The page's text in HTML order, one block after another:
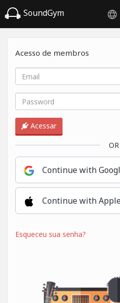
SoundGym
Acesso de membros
Acessar
OR
Continue with
Continue with
Esqueceu sua senha?